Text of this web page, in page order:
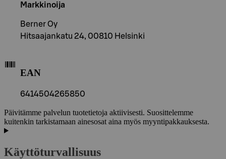
Markkinoija
Berner Oy
Hitsaajankatu 24, 00810 Helsinki
EAN
6414504265850
Päivitämme palvelun tuotetietoja aktiivisesti. Suosittelemme
kuitenkin tarkistamaan ainesosat aina myös myyntipakkauksesta.
Käyttöturvallisuus